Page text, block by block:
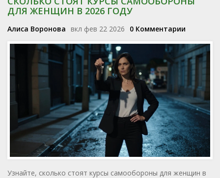
ДЛЯ ЖЕНЩИН В 2026 ГОДУ
Алиса Воронова вкл фев 22 2026 0 Комментарии
Узнайте, сколько стоят курсы самообороны для женщин в